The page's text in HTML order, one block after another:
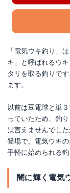
「電気ウキ釣り」
キ」と呼ばれるウ
タリを取る釣りで
ます。
以前は豆電球と単
っていたため、釣
は言えませんでし
登場で、電気ウキ
手軽に始められる釣
闇に輝く電気